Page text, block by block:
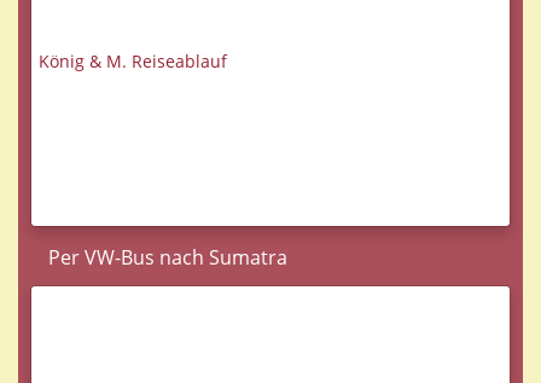
König & M. Reiseablauf
Per VW-Bus nach Sumatra